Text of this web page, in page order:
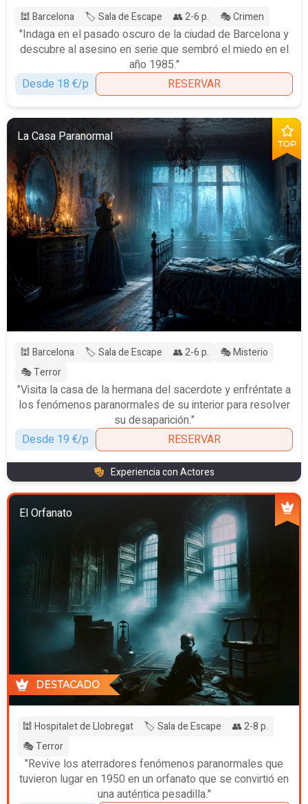
🕍 Barcelona 🏷️ Sala de Escape 👥 2-6 p. 🎭 Crimen
"Indaga en el pasado oscuro de la ciudad de Barcelona y
descubre al asesino en serie que sembró el miedo en el
año 1985."
Desde 18 €/p
RESERVAR
TOP
La Casa Paranormal
🕍 Barcelona 🏷️ Sala de Escape 👥 2-6 p.
🎭 Misterio
🎭 Terror
"Visita la casa de la hermana del sacerdote y enfréntate a
los fenómenos paranormales de su interior para resolver
su desaparición."
Desde 19 €/p
RESERVAR
Experiencia con Actores
El Orfanato
DESTACADO
🕍 Hospitalet de Llobregat 🏷️ Sala de Escape
👥 2-8 p.
🎭 Terror
"Revive los aterradores fenómenos paranormales que
tuvieron lugar en 1950 en un orfanato que se convirtió en
una auténtica pesadilla."